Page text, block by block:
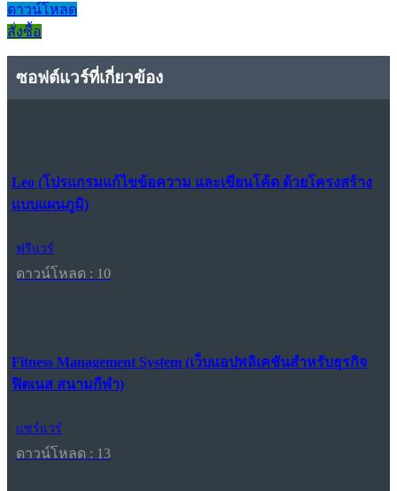
ดาวน์โหลด
สั่งซื้อ
ซอฟต์แวร์ที่เกี่ยวข้อง
Leo (โปรแกรมแก้ไขข้อความ และเขียนโค้ด ด้วยโครงสร้าง
แบบแผนภูมิ)
ฟรีแวร์
ดาวน์โหลด : 10
Fitness Management System (เว็บแอปพลิเคชันสำหรับธุรกิจ
ฟิตเนส สนามกีฬา)
แชร์แวร์
ดาวน์โหลด : 13